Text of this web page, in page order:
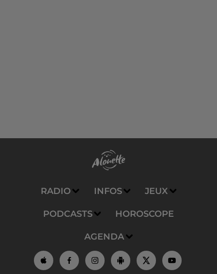
RADIO INFOS JEUX
PODCASTS HOROSCOPE
AGENDA